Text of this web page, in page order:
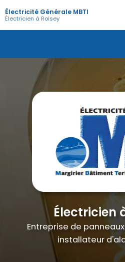
au
contenu
principal
Électricité Générale MBTI
Électricien à Roisey
Électricien
Entreprise de
installateur